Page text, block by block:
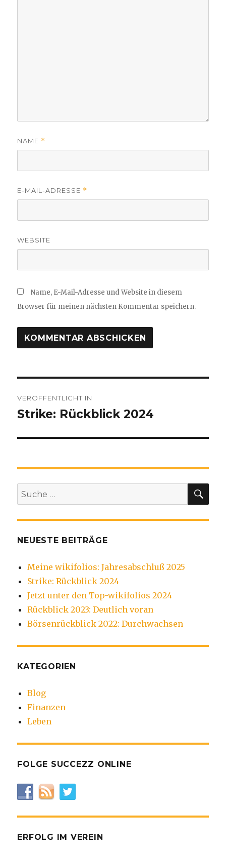
NAME *
E-MAIL-ADRESSE *
WEBSITE
Name, E-Mail-Adresse und Website in diesem
Browser für meinen nächsten Kommentar speichern.
VERÖFFENTLICHT IN
Strike: Rückblick 2024
Suche
nach:
NEUESTE BEITRÄGE
Meine wikifolios: Jahresabschluß 2025
Strike: Rückblick 2024
Jetzt unter den Top-wikifolios 2024
Rückblick 2023: Deutlich voran
Börsenrückblick 2022: Durchwachsen
KATEGORIEN
Blog
Finanzen
Leben
FOLGE SUCCEZZ ONLINE
ERFOLG IM VEREIN